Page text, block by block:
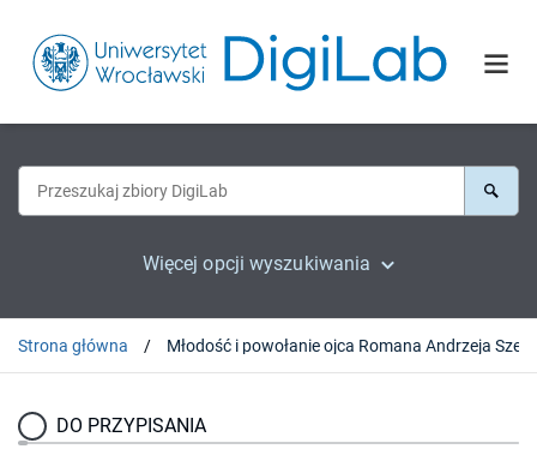
Więcej opcji wyszukiwania
Strona główna
DO PRZYPISANIA